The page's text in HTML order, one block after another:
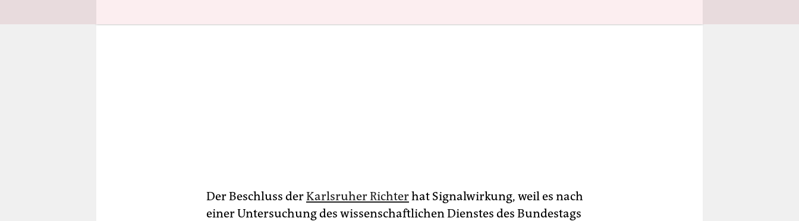
Der Beschluss derKarlsruher Richterhat Signalwirkung, weil es nach
einer Untersuchung des wissenschaftlichen Dienstes des Bundestags